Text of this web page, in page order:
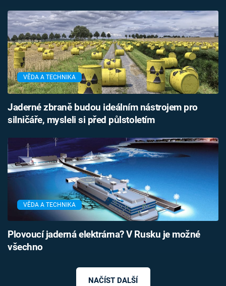
VĚDA A TECHNIKA
Jaderné zbraně budou ideálním nástrojem pro
silničáře, mysleli si před půlstoletím
VĚDA A TECHNIKA
Plovoucí jaderná elektrárna? V Rusku je možné
všechno
NAČÍST DALŠÍ